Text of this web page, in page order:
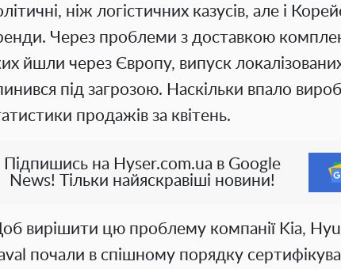
ніж логістичних казусів, але і
Через проблеми з доставкою
йшли через Європу, випуск
під загрозою. Наскільки впало
продажів за квітень.
Підпишись на Hyser.com.ua в Google
News! Тільки найяскравіші новини!
вирішити цю проблему компанії Kia,
почали в спішному порядку